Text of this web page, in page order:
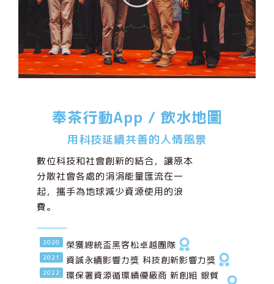
奉茶行動App / 飲水地圖
用科技延續共善的人情風景
數位科技和社會創新的結合，讓原本
分散社會各處的涓涓能量匯流在一
起，攜手為地球減少資源使用的浪
費。
榮獲總統盃黑客松卓越團隊
2020
資誠永續影響力獎 科技創新影響力獎
2021
環保署資源循環績優廠商 新創組 銀質
2022